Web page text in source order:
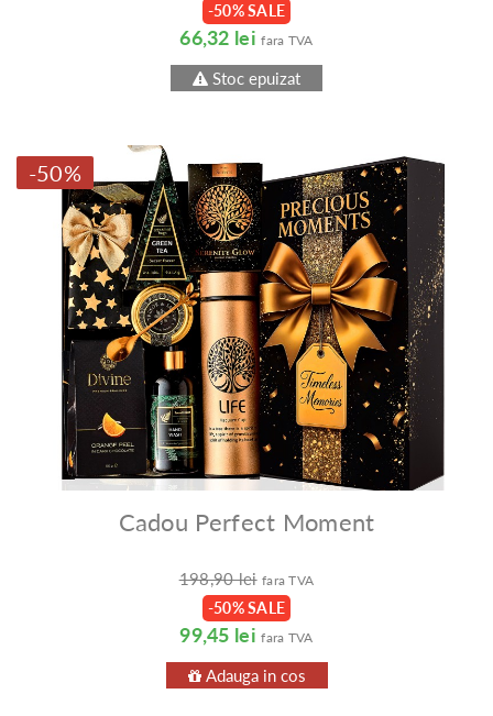
-50% SALE
66,32 lei fara TVA
Stoc epuizat
-50%
Cadou Perfect Moment
198,90 lei fara TVA
-50% SALE
99,45 lei fara TVA
Adauga in cos